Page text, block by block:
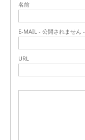
名前
E-MAIL - 公開されません -
URL